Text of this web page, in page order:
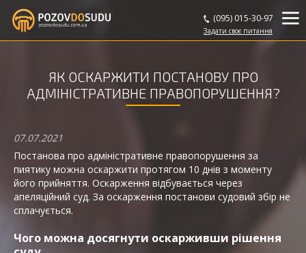
(095) 015-30-97
Задати своє питання
ЯК ОСКАРЖИТИ ПОСТАНОВУ ПРО
АДМІНІСТРАТИВНЕ ПРАВОПОРУШЕННЯ?
07.07.2021
Постанова про адміністративне правопорушення за
пиятику можна оскаржити протягом 10 днів з моменту
його прийняття. Оскарження відбувається через
апеляційний суд. За оскарження постанови судовий збір не
сплачується.
Чого можна досягнути оскарживши рішення